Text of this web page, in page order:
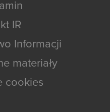
IR
Informacji
materiały
cookies